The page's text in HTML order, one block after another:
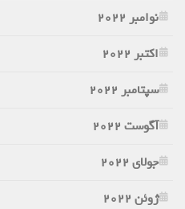
نوامبر 2022
اکتبر 2022
سپتامبر 2022
آگوست 2022
جولای 2022
ژوئن 2022